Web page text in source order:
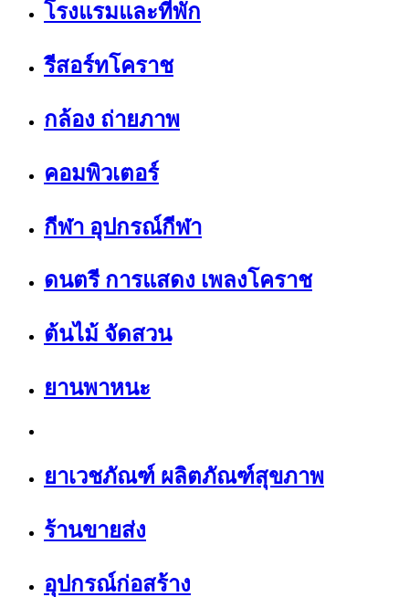
โรงแรมและที่พัก
รีสอร์ทโคราช
กล้อง ถ่ายภาพ
คอมพิวเตอร์
กีฬา อุปกรณ์กีฬา
ดนตรี การแสดง เพลงโคราช
ต้นไม้ จัดสวน
ยานพาหนะ
ยาเวชภัณฑ์ ผลิตภัณฑ์สุขภาพ
ร้านขายส่ง
อุปกรณ์ก่อสร้าง